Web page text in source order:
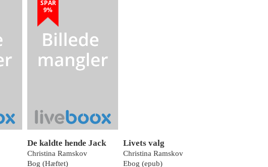
SPAR
9%
De kaldte hende Jack
Christina Ramskov
Bog (Hæftet)
Livets valg
Christina Ramskov
Ebog (epub)